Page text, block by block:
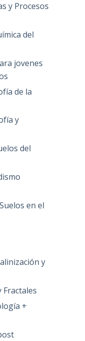
y Procesos
del
jovenes
de la
y
del
en el
y
Fractales
+